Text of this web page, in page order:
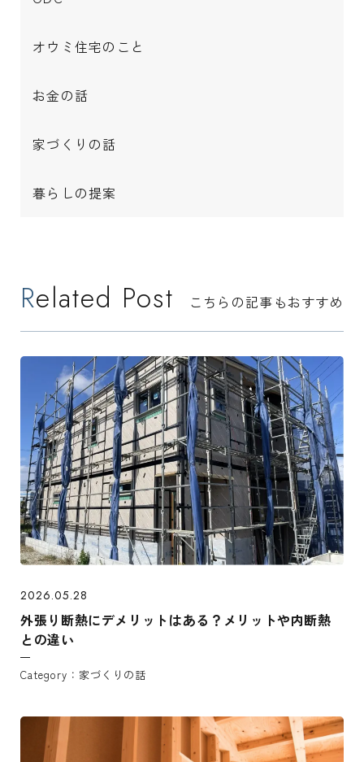
オウミ住宅のこと
お金の話
家づくりの話
暮らしの提案
Related Post こちらの記事もおすすめ
2026.05.28
外張り断熱にデメリットはある？メリットや内断熱
との違い
家づくりの話